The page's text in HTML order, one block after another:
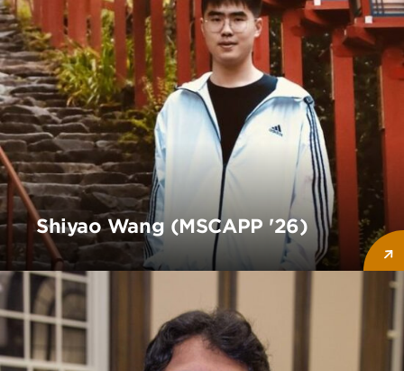
Shiyao Wang (MSCAPP '26)